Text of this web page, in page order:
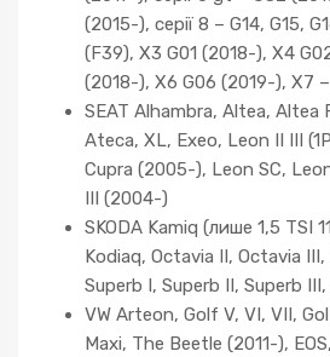
(2015-), серії 8 – G14, G15,
(F39), X3 G01 (2018-), X4
(2018-), X6 G06 (2019-), X7
SEAT Alhambra, Altea, Altea
Ateca, XL, Exeo, Leon II III
Cupra (2005-), Leon SC,
III (2004-)
SKODA Kamiq (лише 1,5 TSI
Kodiaq, Octavia II, Octavia
Superb I, Superb II, Superb III,
VW Arteon, Golf V, VI, VII,
Maxi, The Beetle (2011-),